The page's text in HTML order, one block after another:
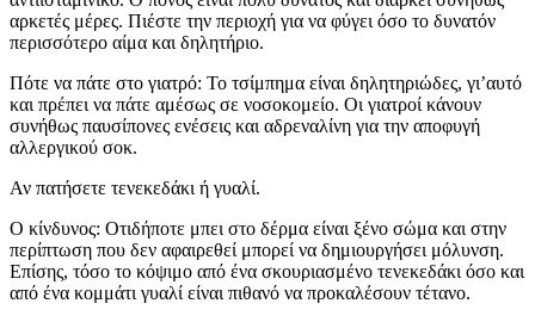
αρκετές μέρες. Πιέστε την περιοχή για να φύγει όσο το δυνατόν
περισσότερο αίμα και δηλητήριο.
Πότε να πάτε στο γιατρό: Το τσίμπημα είναι δηλητηριώδες, γι’αυτό
και πρέπει να πάτε αμέσως σε νοσοκομείο. Οι γιατροί κάνουν
συνήθως παυσίπονες ενέσεις και αδρεναλίνη για την αποφυγή
αλλεργικού σοκ.
Αν πατήσετε τενεκεδάκι ή γυαλί.
Ο κίνδυνος: Οτιδήποτε μπει στο δέρμα είναι ξένο σώμα και στην
περίπτωση που δεν αφαιρεθεί μπορεί να δημιουργήσει μόλυνση.
Επίσης, τόσο το κόψιμο από ένα σκουριασμένο τενεκεδάκι όσο και
από ένα κομμάτι γυαλί είναι πιθανό να προκαλέσουν τέτανο.